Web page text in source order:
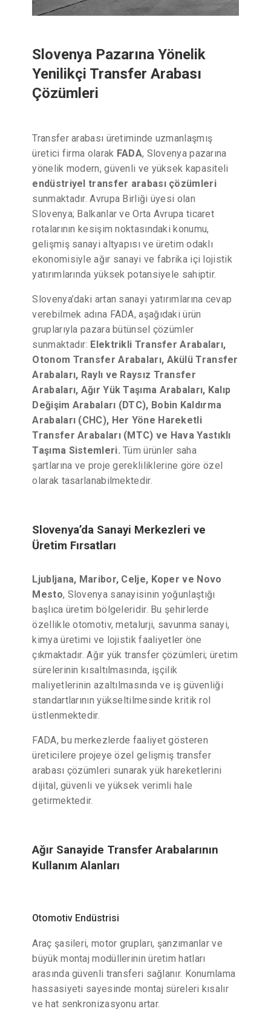
Slovenya Pazarına Yönelik
Yenilikçi Transfer Arabası
Çözümleri
Transfer arabası üretiminde uzmanlaşmış
üretici firma olarak FADA, Slovenya pazarına
yönelik modern, güvenli ve yüksek kapasiteli
endüstriyel transfer arabası çözümleri
sunmaktadır. Avrupa Birliği üyesi olan
Slovenya; Balkanlar ve Orta Avrupa ticaret
rotalarının kesişim noktasındaki konumu,
gelişmiş sanayi altyapısı ve üretim odaklı
ekonomisiyle ağır sanayi ve fabrika içi lojistik
yatırımlarında yüksek potansiyele sahiptir.
Slovenya’daki artan sanayi yatırımlarına cevap
verebilmek adına FADA, aşağıdaki ürün
gruplarıyla pazara bütünsel çözümler
sunmaktadır: Elektrikli Transfer Arabaları,
Otonom Transfer Arabaları, Akülü Transfer
Arabaları, Raylı ve Raysız Transfer
Arabaları, Ağır Yük Taşıma Arabaları, Kalıp
Değişim Arabaları (DTC), Bobin Kaldırma
Arabaları (CHC), Her Yöne Hareketli
Transfer Arabaları (MTC) ve Hava Yastıklı
Taşıma Sistemleri.Tüm ürünler saha
şartlarına ve proje gerekliliklerine göre özel
olarak tasarlanabilmektedir.
Slovenya’da Sanayi Merkezleri ve
Üretim Fırsatları
Ljubljana, Maribor, Celje, Koper ve Novo
Mesto, Slovenya sanayisinin yoğunlaştığı
başlıca üretim bölgeleridir. Bu şehirlerde
özellikle otomotiv, metalurji, savunma sanayi,
kimya üretimi ve lojistik faaliyetler öne
çıkmaktadır. Ağır yük transfer çözümleri; üretim
sürelerinin kısaltılmasında, işçilik
maliyetlerinin azaltılmasında ve iş güvenliği
standartlarının yükseltilmesinde kritik rol
üstlenmektedir.
FADA, bu merkezlerde faaliyet gösteren
üreticilere projeye özel gelişmiş transfer
arabası çözümleri sunarak yük hareketlerini
dijital, güvenli ve yüksek verimli hale
getirmektedir.
Ağır Sanayide Transfer Arabalarının
Kullanım Alanları
Otomotiv Endüstrisi
Araç şasileri, motor grupları, şanzımanlar ve
büyük montaj modüllerinin üretim hatları
arasında güvenli transferi sağlanır. Konumlama
hassasiyeti sayesinde montaj süreleri kısalır
ve hat senkronizasyonu artar.